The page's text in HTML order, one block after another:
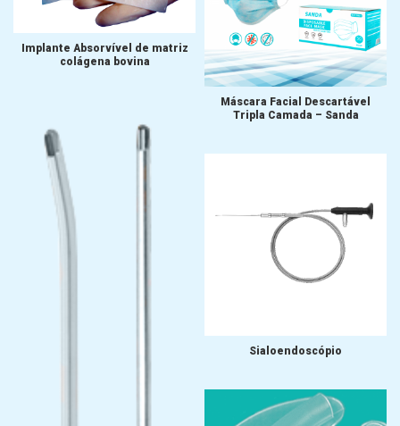
Implante Absorvível de matriz
colágena bovina
Máscara Facial Descartável
Tripla Camada – Sanda
Sialoendoscópio